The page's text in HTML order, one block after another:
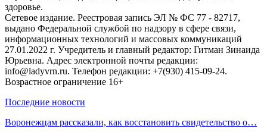
здоровье.
Сетевое издание. Реестровая запись ЭЛ № ФС 77 - 82717,
выдано Федеральной службой по надзору в сфере связи,
информационных технологий и массовых коммуникаций
27.01.2022 г. Учредитель и главный редактор: Гитман Зинаида
Юрьевна. Адрес электронной почты редакции:
info@ladyvrn.ru. Телефон редакции: +7(930) 415-09-24.
Возрастное ограничение 16+
Последние новости
Воронежцам рассказали, как восстановить свидетельство о…